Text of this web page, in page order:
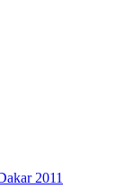
2011